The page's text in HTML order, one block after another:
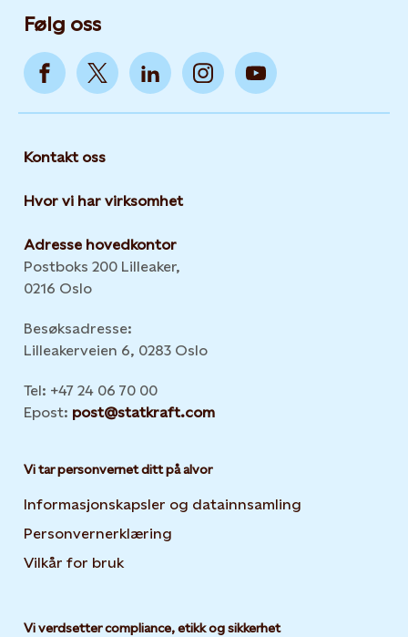
Følg oss
Kontakt oss
Hvor vi har virksomhet
Adresse hovedkontor
Postboks 200 Lilleaker,
0216 Oslo
Besøksadresse:
Lilleakerveien 6, 0283 Oslo
Tel: +47 24 06 70 00
Epost: post@statkraft.com
Vi tar personvernet ditt på alvor
Informasjonskapsler og datainnsamling
Personvernerklæring
Vilkår for bruk
Vi verdsetter compliance, etikk og sikkerhet